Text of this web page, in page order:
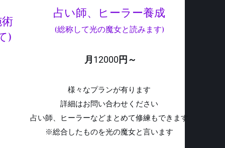
)
​​占い師、ヒーラー養成
(総称して光の魔女と読みます)
月12000円～
様々なプランが有ります
​詳細はお問い合わせください
占い師、ヒーラーなどまとめて修練もできます
​※総合したものを光の魔女と言います